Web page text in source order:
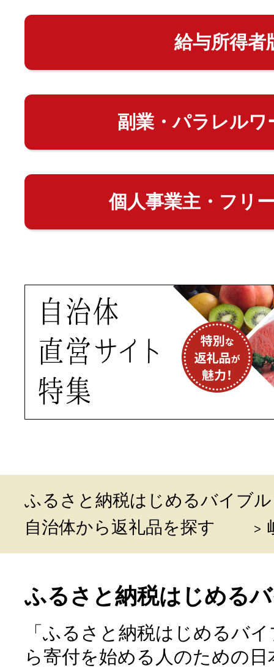
給与所得者
副業・パラレルワ
個人事業主・フリ
ふるさと納税はじめるバイブル
自治体から返礼品を探す
ふるさと納税はじめる
「ふるさと納税はじめるバ
ら寄付を始める人のための